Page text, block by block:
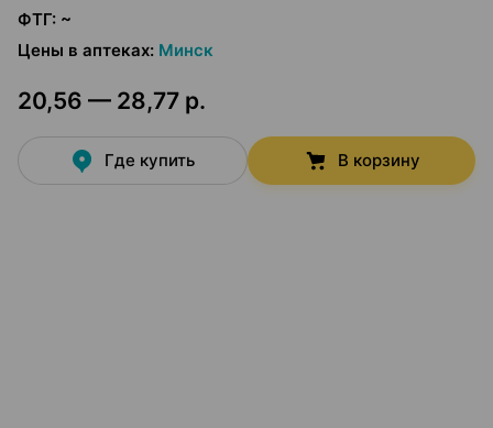
ФТГ: ~
Цены в аптеках: Минск
20,56 — 28,77 р.
Где купить В корзину